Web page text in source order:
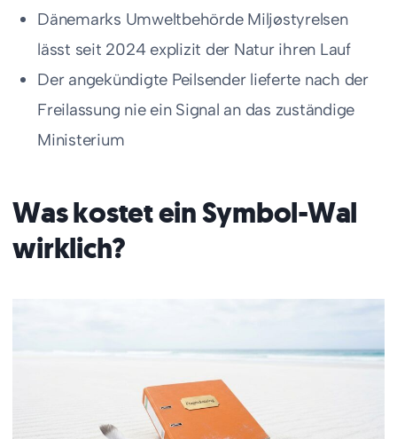
Dänemarks Umweltbehörde Miljøstyrelsen
lässt seit 2024 explizit der Natur ihren Lauf
Der angekündigte Peilsender lieferte nach der
Freilassung nie ein Signal an das zuständige
Ministerium
Was kostet ein Symbol-Wal
wirklich?